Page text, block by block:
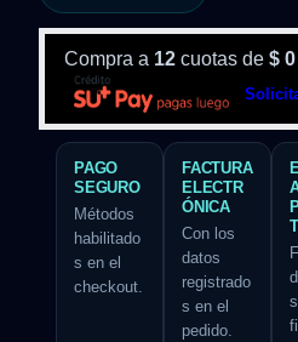
Compra a 12 cuotas de $ 0
PAGO
SEGURO
Métodos
habilitado
s en el
checkout.
FACTURA
ELECTR
ÓNICA
Con los
datos
registrado
s en el
pedido.